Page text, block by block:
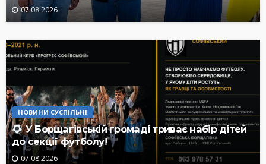
07.08.2026
НОВИНИ СУСПІЛЬНІ
У Борщагівській громаді триває набір дітей
до секції футболу!
07.08.2026